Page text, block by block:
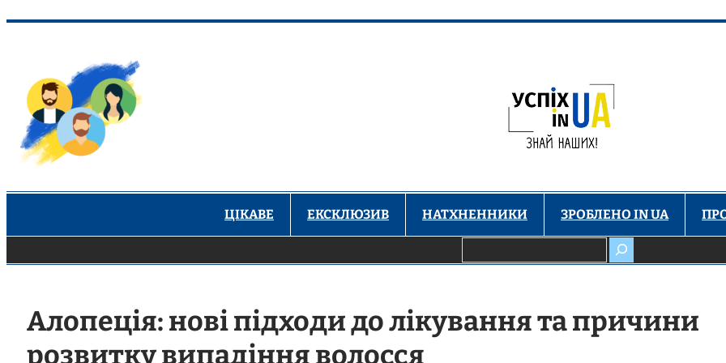
вмісту
ЦІКАВЕ ЕКСКЛЮЗИВ НАТХНЕННИКИ ЗРОБЛЕНО IN UA
Алопеція: нові підходи до лікування та причини
розвитку випадіння волосся